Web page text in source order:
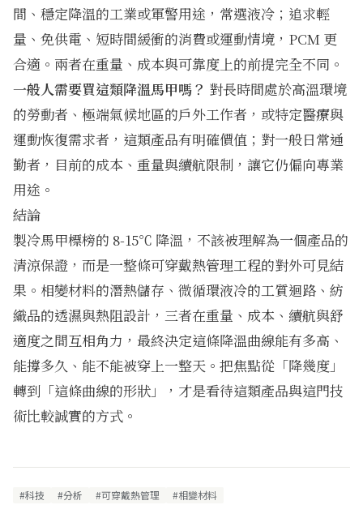
間、穩定降溫的工業或軍警用途，常選液冷；追求輕
量、免供電、短時間緩衝的消費或運動情境，PCM 更
合適。兩者在重量、成本與可靠度上的前提完全不同。
一般人需要買這類降溫馬甲嗎？ 對長時間處於高溫環境
的勞動者、極端氣候地區的戶外工作者，或特定醫療與
運動恢復需求者，這類產品有明確價值；對一般日常通
勤者，目前的成本、重量與續航限制，讓它仍偏向專業
用途。
結論
製冷馬甲標榜的 8-15℃ 降溫，不該被理解為一個產品的
清涼保證，而是一整條可穿戴熱管理工程的對外可見結
果。相變材料的潛熱儲存、微循環液冷的工質迴路、紡
織品的透濕與熱阻設計，三者在重量、成本、續航與舒
適度之間互相角力，最終決定這條降溫曲線能有多高、
能撐多久、能不能被穿上一整天。把焦點從「降幾度」
轉到「這條曲線的形狀」，才是看待這類產品與這門技
術比較誠實的方式。
#科技 #分析 #可穿戴熱管理 #相變材料